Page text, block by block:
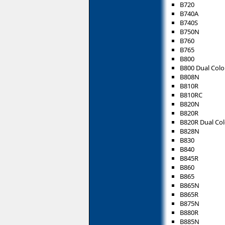
B720
B740A
B740S
B750N
B760
B765
B800
B800 Dual
B808N
B810R
B810RC
B820N
B820R
B820R Dual
B828N
B830
B840
B845R
B860
B865
B865N
B865R
B875N
B880R
B885N